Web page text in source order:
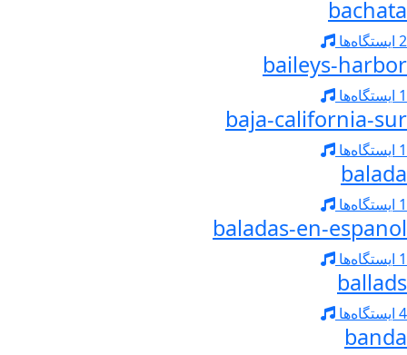
bachata
2 ایستگاه‌ها
baileys-harbor
1 ایستگاه‌ها
baja-california-sur
1 ایستگاه‌ها
balada
1 ایستگاه‌ها
baladas-en-espanol
1 ایستگاه‌ها
ballads
4 ایستگاه‌ها
banda